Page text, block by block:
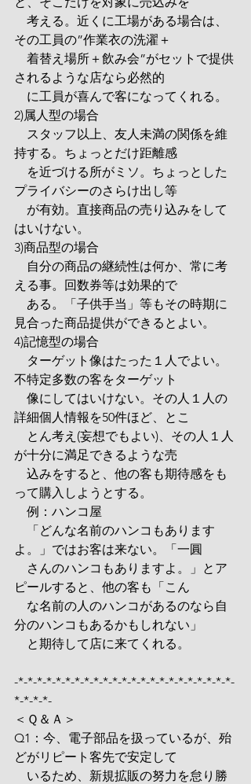
考える。近くに工場がある場合は、
その工員の”作業衣の洗濯＋
着替え場所＋飲み会”がセットで提供
されるような店なら必然的
に工員が喜んで客になってくれる。
2)属人型の場合
スタッフ以上、友人未満の関係を維
持する。ちょっとだけ距離感
を近づける所がミソ。ちょっとした
プライバシーのさらけ出し等
が有効。直接商品の売り込みをして
はいけない。
3)商品型の場合
自分の商品の継続性は何か、常に考
える事。回数券等は効果的で
ある。「子供手当」等もその時期に
見合った商品提供ができるとよい。
4)記憶型の場合
ターゲット像はたった１人でよい。
不特定多数の客をターゲット
像にしてはいけない。その人１人の
詳細個人情報を50件ほど、とこ
とん考え(妄想でもよい)、その人１人
が十分に満足できるような売
込みをすると、他の客も期待感をも
って購入しようとする。
例：ハンコ屋
「どんな名前のハンコもあります
よ。」ではお客は来ない。「一圓
さんのハンコもありますよ。」とア
ピールすると、他の客も「こん
な名前の人のハンコがあるのなら自
分のハンコもあるかもしれない」
と期待して店に来てくれる。
-*-*-*-*-*-*-*-*-*-*-*-*-*-*-*-*-*-*-*-*-*-*-*-
*-*-*-*-
＜Ｑ＆Ａ＞
Q1：今、電子部品を扱っているが、殆
どがリピート客先で安定して
いるため、新規拡販の努力を怠り勝